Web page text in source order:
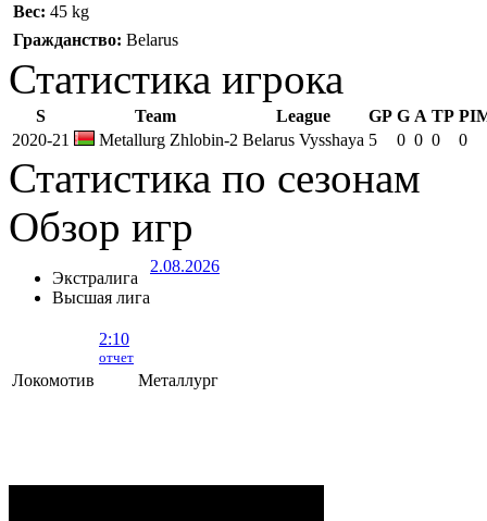
Вес: 45 kg
Гражданство: Belarus
Статистика игрока
S Team League GP G A TP
2020-21
Metallurg Zhlobin-2 Belarus Vysshaya 5 0 0 0 0
Статистика по сезонам
Обзор игр
Экстралига
Высшая лига
2.08.2026
2:10
отчет
Локомотив Металлург